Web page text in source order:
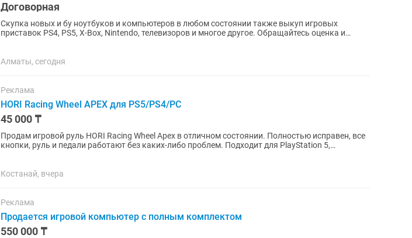
Договорная
Скупка новых и бу ноутбуков и компьютеров в любом состоянии также выкуп игровых
приставок PS4, PS5, X-Box, Nintendo, телевизоров и многое другое. Обращайтесь оценка и
Алматы, сегодня
Реклама
HORI Racing Wheel APEX для PS5/PS4/PC
45 000 ₸
Продам игровой руль HORI Racing Wheel Apex в отличном состоянии. Полностью исправен, все
кнопки, руль и педали работают без каких-либо проблем. Подходит для PlayStation 5,
Костанай, вчера
Реклама
Продается игровой компьютер с полным комплектом
550 000 ₸